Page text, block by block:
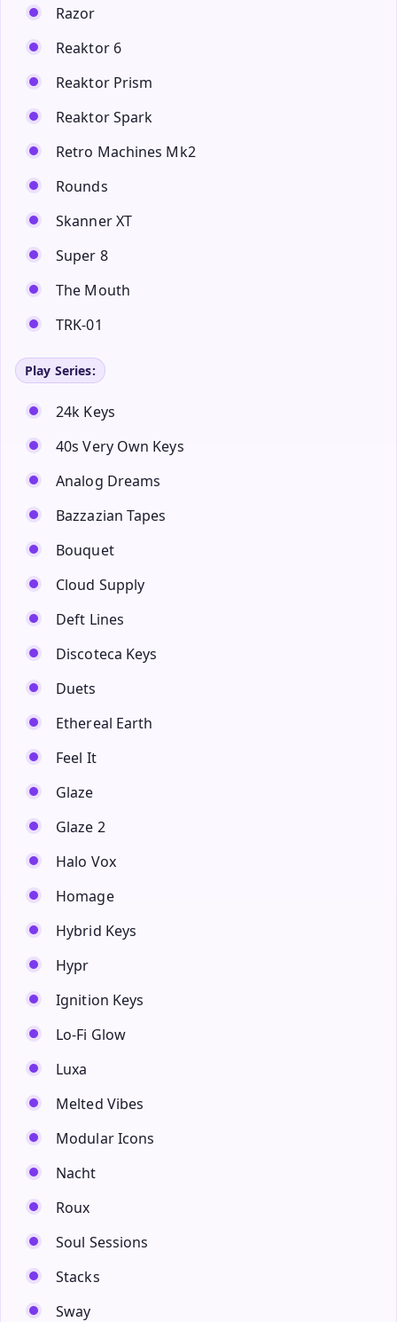
Razor
Reaktor 6
Reaktor Prism
Reaktor Spark
Retro Machines Mk2
Rounds
Skanner XT
Super 8
The Mouth
TRK-01
Play Series:
24k Keys
40s Very Own Keys
Analog Dreams
Bazzazian Tapes
Bouquet
Cloud Supply
Deft Lines
Discoteca Keys
Duets
Ethereal Earth
Feel It
Glaze
Glaze 2
Halo Vox
Homage
Hybrid Keys
Hypr
Ignition Keys
Lo-Fi Glow
Luxa
Melted Vibes
Modular Icons
Nacht
Roux
Soul Sessions
Stacks
Sway